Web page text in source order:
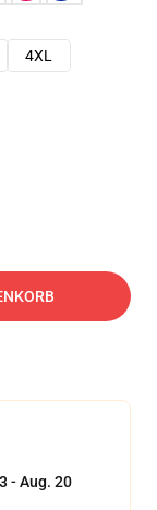
4XL
- Aug. 20